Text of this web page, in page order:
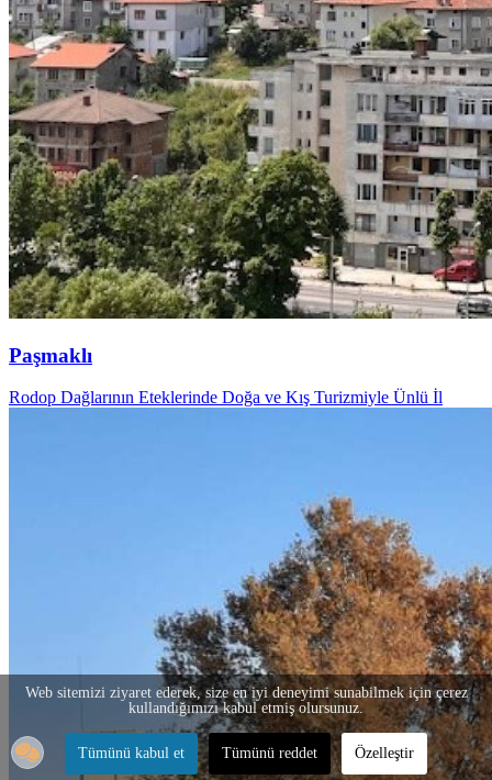
Paşmaklı
Rodop Dağlarının Eteklerinde Doğa ve Kış Turizmiyle Ünlü İl
Web sitemizi ziyaret ederek, size en iyi deneyimi sunabilmek için çerez
kullandığımızı kabul etmiş olursunuz.
Tümünü kabul et Tümünü reddet Özelleştir